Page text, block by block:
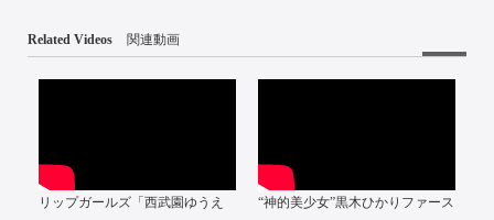
Related Videos 関連動画
リップガールズ「西武園ゆうえ
“神的美少女”黒木ひかりファース